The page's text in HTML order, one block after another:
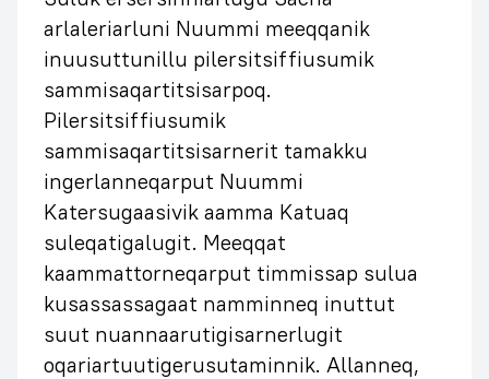
arlaleriarluni Nuummi meeqqanik
inuusuttunillu pilersitsiffiusumik
sammisaqartitsisarpoq.
Pilersitsiffiusumik
sammisaqartitsisarnerit tamakku
ingerlanneqarput Nuummi
Katersugaasivik aamma Katuaq
suleqatigalugit. Meeqqat
kaammattorneqarput timmissap sulua
kusassassagaat namminneq inuttut
suut nuannaarutigisarnerlugit
oqariartuutigerusutaminnik. Allanneq,